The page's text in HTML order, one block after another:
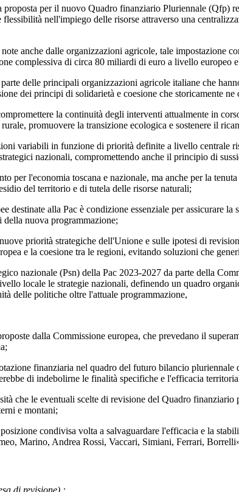
per il nuovo Quadro finanziario Pluriennale (Qfp)
nell'impiego delle risorse attraverso una
dalle organizzazioni agricole, tale impostazione
complessiva di circa 80 miliardi di euro a livello europeo
principali organizzazioni agricole italiane che
dei principi di solidarietà e coesione che storicamente
la continuità degli interventi attualmente in
promuovere la transizione ecologica e sostenere il
in funzione di priorità definite a livello centrale
nazionali, compromettendo anche il principio di
l'economia toscana e nazionale, ma anche per la tenuta
del territorio e di tutela delle risorse naturali;
alla Pac è condizione essenziale per assicurare la
nuova programmazione;
strategiche dell'Unione e sulle ipotesi di revisione
e la coesione tra le regioni, evitando soluzioni che
(Psn) della Pac 2023-2027 da parte della
locale le strategie nazionali, definendo un quadro
delle politiche oltre l'attuale programmazione,
dalla Commissione europea, che prevedano il
finanziaria nel quadro del futuro bilancio
di indebolirne le finalità specifiche e l'efficacia
che le eventuali scelte di revisione del Quadro
e montani;
condivisa volta a salvaguardare l'efficacia e la
, Marino, Andrea Rossi, Vaccari, Simiani, Ferrari, Borrelli